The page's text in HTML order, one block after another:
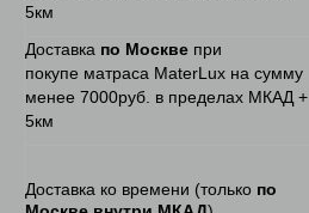
5км
Доставка по Москве при
покупе матраса MaterLux на сумму
менее 7000руб. в пределах МКАД +
5км
Доставка ко времени (только по